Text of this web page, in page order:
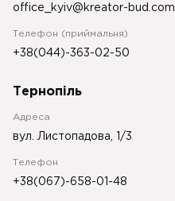
office_kyiv@kreator-bud.com
Телефон (приймальня)
+38(044)-363-02-50
Тернопіль
Адреса
вул. Листопадова, 1/3
Телефон
+38(067)-658-01-48